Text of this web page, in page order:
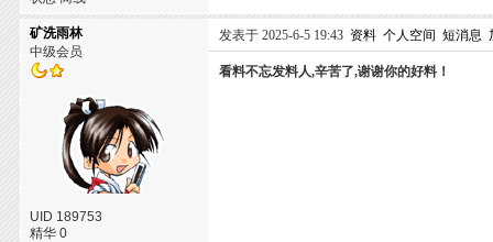
矿洗雨林
中级会员
UID 189753
精华 0
发表于 2025-6-5 19:43 资料 个人空间 短消息
看料不忘发料人,辛苦了,谢谢你的好料！